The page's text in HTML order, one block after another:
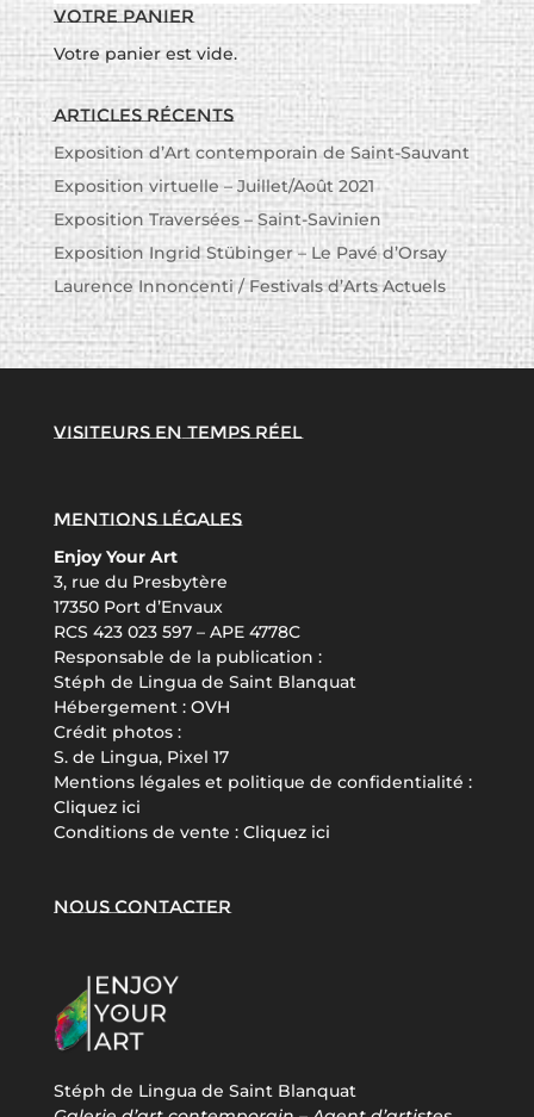
Votre panier
Votre panier est vide.
Articles récents
Exposition d’Art contemporain de Saint-Sauvant
Exposition virtuelle – Juillet/Août 2021
Exposition Traversées – Saint-Savinien
Exposition Ingrid Stübinger – Le Pavé d’Orsay
Laurence Innoncenti / Festivals d’Arts Actuels
Visiteurs en temps réel
Mentions légales
Enjoy Your Art
3, rue du Presbytère
17350 Port d’Envaux
RCS 423 023 597 – APE 4778C
Responsable de la publication :
Stéph de Lingua de Saint Blanquat
Hébergement : OVH
Crédit photos :
S. de Lingua, Pixel 17
Mentions légales et politique de confidentialité :
Cliquez ici
Conditions de vente : Cliquez ici
Nous contacter
Stéph de Lingua de Saint Blanquat